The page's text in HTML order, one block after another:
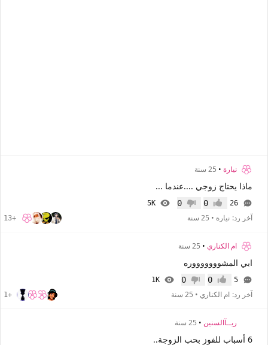
نيارة • 25 سنة
ماذا يحتاج زوجي ....عندما ...
26 إعجاب0 عدم إعجاب
0
5K
آخر رد: نيارة • 25 سنة +13
ام الكناري • 25 سنة
ابي المشوووووووره
5 إعجاب0 عدم إعجاب
0
1K
آخر رد: ام الكناري • 25 سنة +1
ريــآالسنين • 25 سنة
6 أسباب للفوز بحب الزوجة..